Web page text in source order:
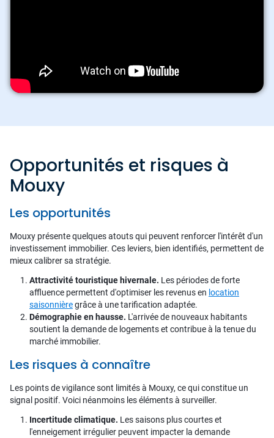
Opportunités et risques à
Mouxy
Les opportunités
Mouxy présente quelques atouts qui peuvent renforcer l'intérêt d'un
investissement immobilier. Ces leviers, bien identifiés, permettent de
mieux calibrer sa stratégie.
Attractivité touristique hivernale. Les périodes de forte
affluence permettent d'optimiser les revenus en location
saisonnièregrâce à une tarification adaptée.
Démographie en hausse. L'arrivée de nouveaux habitants
soutient la demande de logements et contribue à la tenue du
marché immobilier.
Les risques à connaître
Les points de vigilance sont limités à Mouxy, ce qui constitue un
signal positif. Voici néanmoins les éléments à surveiller.
Incertitude climatique. Les saisons plus courtes et
l'enneigement irrégulier peuvent impacter la demande